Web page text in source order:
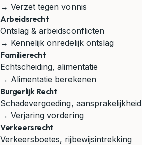
→ Verzet tegen vonnis
Arbeidsrecht
Ontslag & arbeidsconflicten
→ Kennelijk onredelijk ontslag
Familierecht
Echtscheiding, alimentatie
→ Alimentatie berekenen
Burgerlijk Recht
Schadevergoeding, aansprakelijkheid
→ Verjaring vordering
Verkeersrecht
Verkeersboetes, rijbewijsintrekking